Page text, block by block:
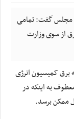
مجلس گفت: تمامی
از سوی وزارت
کمیسیون انرژی
به اینکه در
ممکن برسد.